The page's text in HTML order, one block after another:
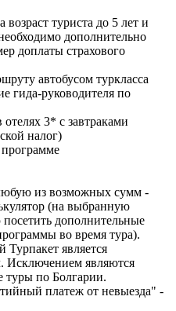
возраст туриста до 5 лет и
дополнительно
доплаты страхового
автобусом туркласса
гида-руководителя по
3* с завтраками
налог)
из возможных сумм -
(на выбранную
дополнительные
во время тура).
является
Исключением являются
туры по Болгарии.
платеж от невыезда" -